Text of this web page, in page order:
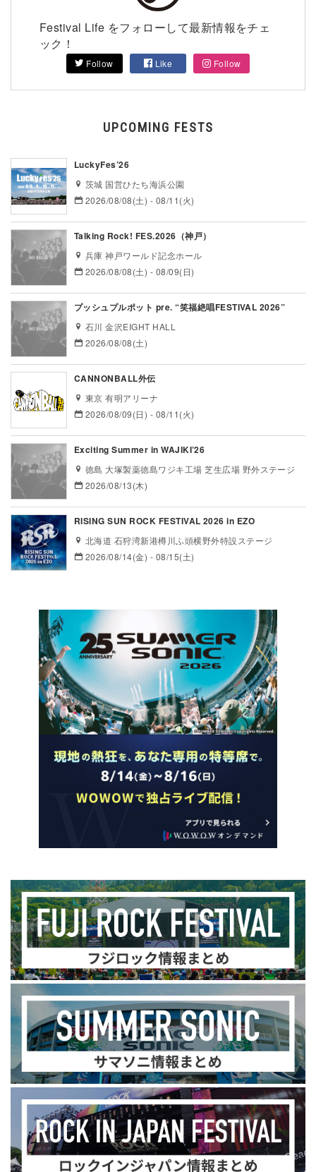
Festival Life をフォローして最新情報をチェ
ック！
Follow Like Follow
UPCOMING FESTS
LuckyFes’26
茨城 国営ひたち海浜公園
2026/08/08(土) - 08/11(火)
Talking Rock! FES.2026（神戸）
兵庫 神戸ワールド記念ホール
2026/08/08(土) - 08/09(日)
プッシュプルポット pre. “笑福絶唱FESTIVAL 2026”
石川 金沢EIGHT HALL
2026/08/08(土)
CANNONBALL外伝
東京 有明アリーナ
2026/08/09(日) - 08/11(火)
Exciting Summer in WAJIKI’26
徳島 大塚製薬徳島ワジキ工場 芝生広場 野外ステージ
2026/08/13(木)
RISING SUN ROCK FESTIVAL 2026 in EZO
北海道 石狩湾新港樽川ふ頭横野外特設ステージ
2026/08/14(金) - 08/15(土)